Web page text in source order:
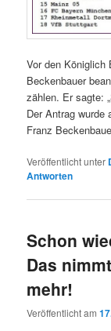
Vor den Königlich
Beckenbauer
zählen. Er sagte:
Der Antrag wurde
Franz
Veröffentlicht unter
Antworten
Schon
Das
mehr!
Veröffentlicht am